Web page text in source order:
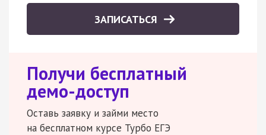
ЗАПИСАТЬСЯ
Получи бесплатный
демо-доступ
Оставь заявку и займи место
на бесплатном курсе Турбо ЕГЭ